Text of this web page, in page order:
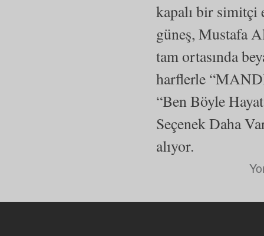
kapalı bir simitçi
güneş, Mustafa
tam ortasında
harflerle
“Ben Böyle
Seçenek Daha
alıyor.